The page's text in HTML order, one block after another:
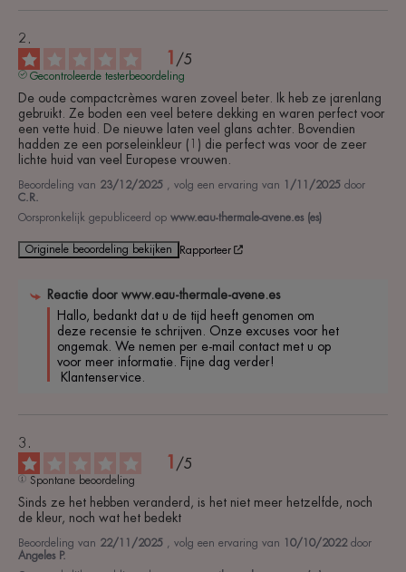
1 /5
Gecontroleerde testerbeoordeling
De oude compactcrèmes waren zoveel beter. Ik heb ze jarenlang
gebruikt. Ze boden een veel betere dekking en waren perfect voor
een vette huid. De nieuwe laten veel glans achter. Bovendien
hadden ze een porseleinkleur (1) die perfect was voor de zeer
lichte huid van veel Europese vrouwen.
Beoordeling van 23/12/2025 , volg een ervaring van 1/11/2025 door
C.R.
Oorspronkelijk gepubliceerd op www.eau-thermale-avene.es (es)
Originele beoordeling bekijken Rapporteer
Reactie door www.eau-thermale-avene.es
Hallo, bedankt dat u de tijd heeft genomen om
deze recensie te schrijven. Onze excuses voor het
ongemak. We nemen per e-mail contact met u op
voor meer informatie. Fijne dag verder!
Klantenservice.
1 /5
Spontane beoordeling
Sinds ze het hebben veranderd, is het niet meer hetzelfde, noch
de kleur, noch wat het bedekt
Beoordeling van 22/11/2025 , volg een ervaring van 10/10/2022 door
Angeles P.